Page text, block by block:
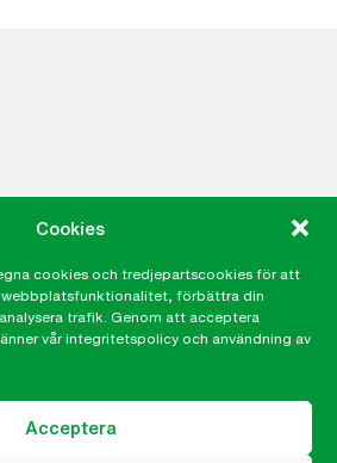
Cookies
cookies och tredjepartscookies för att
förbättra din
trafik. Genom att acceptera
vår integritetspolicy och användning av
Acceptera
visselblåsning